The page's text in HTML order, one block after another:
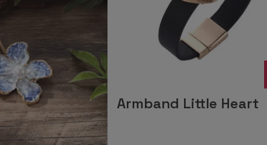
Armband Little Heart